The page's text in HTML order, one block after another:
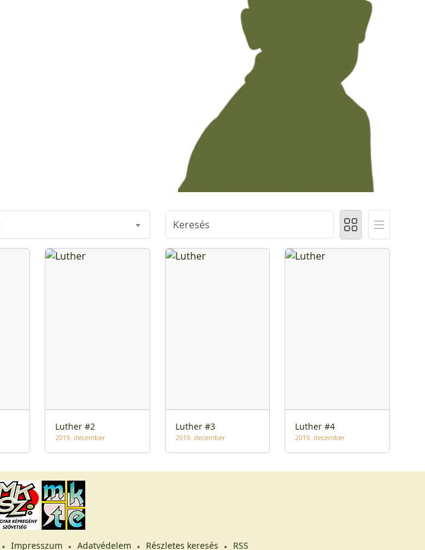
Luther #2
2019. december
Luther #3
2019. december
Luther #4
2019. december
Impresszum Adatvédelem Részletes keresés RSS